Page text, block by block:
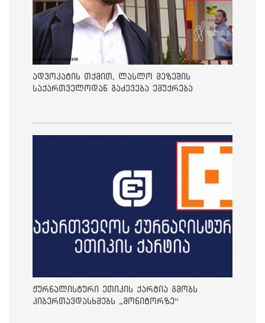
ადვოკატის თქმით, ლასლო მეზეშის
საქართველოდან გაძევება ემუქრება
ჟურნალისტური ეთიკის ქარტია გმობს
კიბერთავდასხმებს „მონიტორზე“